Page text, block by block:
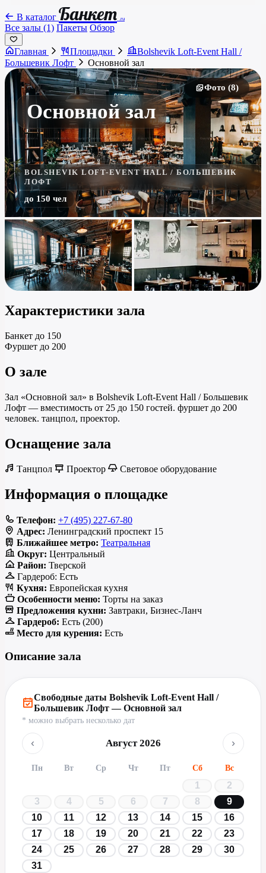
В каталог Банкет .ru
Все залы (1) Пакеты Обзор
Главная Площадки
Bolshevik Loft-Event Hall /
Большевик Лофт
Основной зал
Основной зал
Фото (8)
BOLSHEVIK LOFT-EVENT HALL / БОЛЬШЕВИК
ЛОФТ
до 150 чел
Характеристики зала
Банкет до 150
Фуршет до 200
О зале
Зал «Основной зал» в Bolshevik Loft-Event Hall / Большевик
Лофт — вместимость от 25 до 150 гостей. фуршет до 200
человек. танцпол, проектор.
Оснащение зала
Танцпол Проектор Световое оборудование
Информация о площадке
Телефон: +7 (495) 227-67-80
Адрес: Ленинградский проспект 15
Ближайшее метро: Театральная
Округ: Центральный
Район: Тверской
Гардероб: Есть
Кухня: Европейская кухня
Особенности меню: Торты на заказ
Предложения кухни: Завтраки, Бизнес-Ланч
Гардероб: Есть (200)
Место для курения: Есть
Описание зала
Свободные даты Bolshevik Loft-Event Hall /
Большевик Лофт — Основной зал
* можно выбрать несколько дат
‹ Август 2026 ›
Пн Вт Ср Чт Пт Сб Вс
1
2
3
4 5 6 7 8
9
10
11 12 13 14 15
16
17
18 19 20 21 22
23
24
25 26 27 28 29
30
31